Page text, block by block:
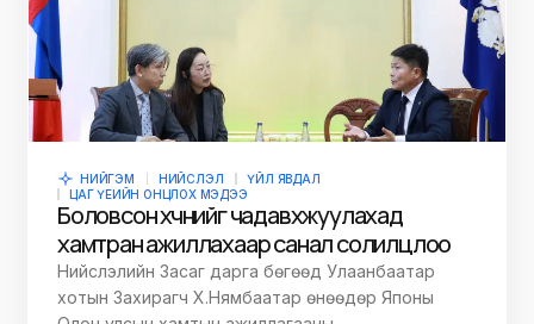
НИЙГЭМ НИЙСЛЭЛ
ҮЙЛ ЯВДАЛ
ЦАГ ҮЕИЙН ОНЦЛОХ МЭДЭЭ
Боловсон хүчнийг чадавхжуулахад
хамтран ажиллахаар санал солилцлоо
Нийслэлийн Засаг дарга бөгөөд Улаанбаатар
хотын Захирагч Х.Нямбаатар өнөөдөр Японы